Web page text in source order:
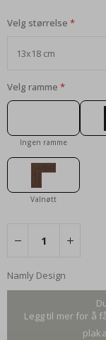
Velg størrelse
Velg ramme
Ingen ramme
Valnøtt
Namly Design
Legg til mer for å